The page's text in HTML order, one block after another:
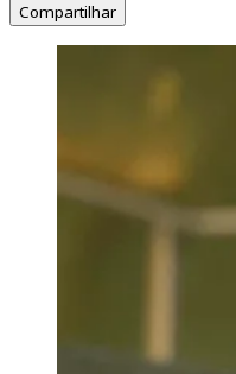
Compartilhar